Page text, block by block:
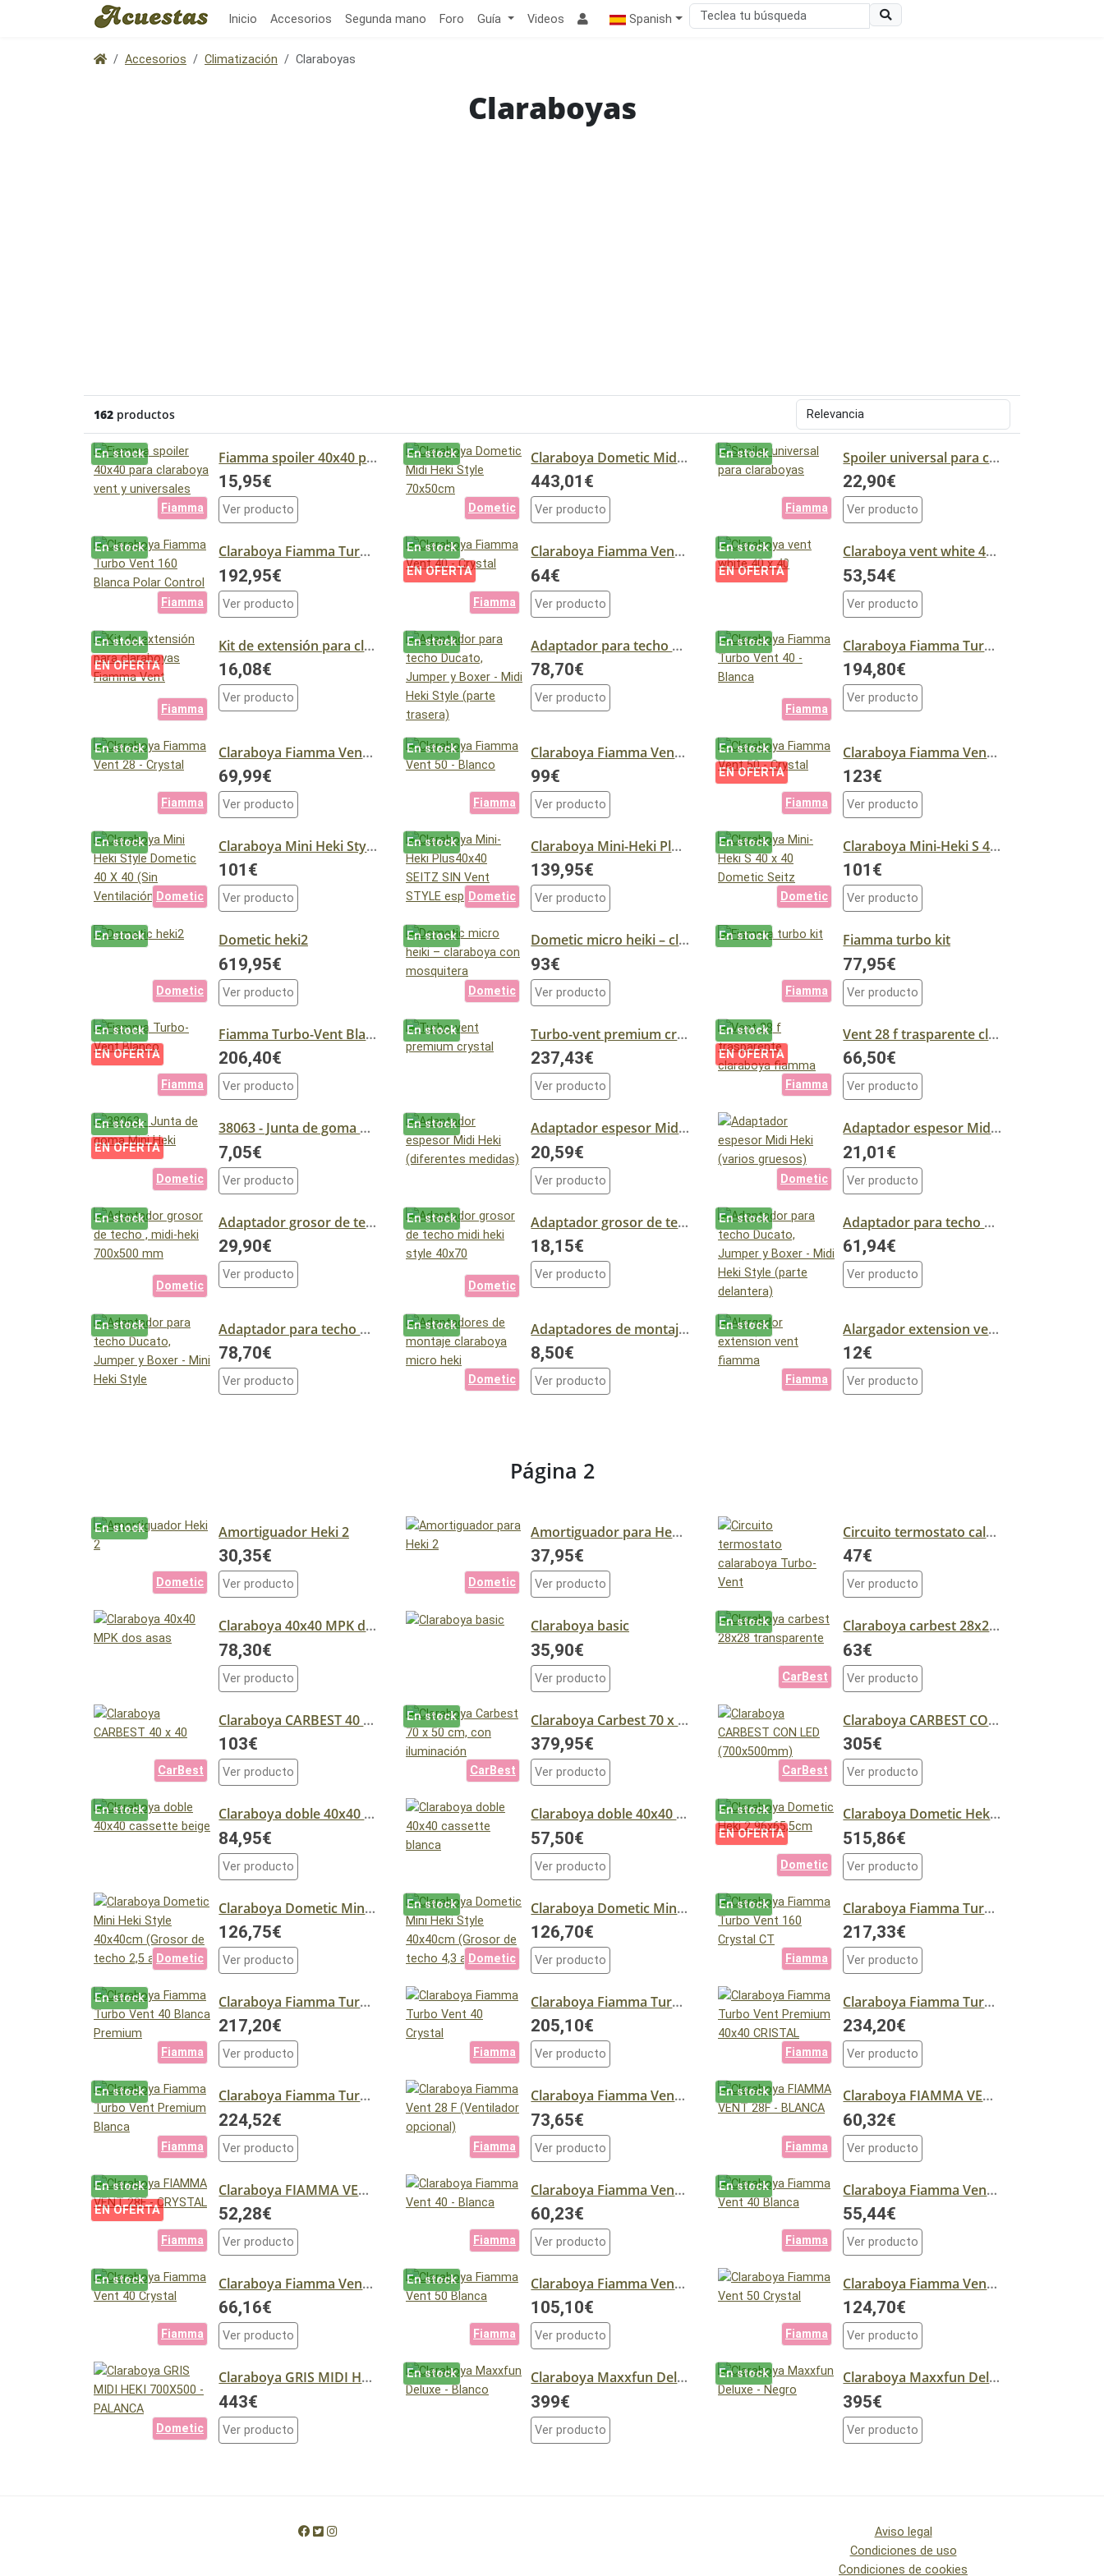
Inicio Accesorios Segunda mano Foro Guía Videos Spanish
Accesorios Climatización Claraboyas
Claraboyas
162 productos
En stock
Fiamma
Fiamma spoiler 40x40 para claraboya vent y universales
15,95€
Ver producto
En stock
Dometic
Claraboya Dometic Midi Heki Style 70x50cm
443,01€
Ver producto
En stock
Fiamma
Spoiler universal para claraboyas
22,90€
Ver producto
En stock
Fiamma
Claraboya Fiamma Turbo Vent 160 Blanca Polar Control
192,95€
Ver producto
En stock
EN OFERTA
Fiamma
Claraboya Fiamma Vent 40 - Crystal
64€
Ver producto
En stock
EN OFERTA
Claraboya vent white 40 x 40
53,54€
Ver producto
En stock
EN OFERTA
Fiamma
Kit de extensión para claraboyas Fiamma Vent
16,08€
Ver producto
En stock Adaptador para techo Ducato, Jumper y Boxer - Midi Heki Style (parte trasera)
78,70€
Ver producto
En stock
Fiamma
Claraboya Fiamma Turbo Vent 40 - Blanca
194,80€
Ver producto
En stock
Fiamma
Claraboya Fiamma Vent 28 - Crystal
69,99€
Ver producto
En stock
Fiamma
Claraboya Fiamma Vent 50 - Blanco
99€
Ver producto
En stock
EN OFERTA
Fiamma
Claraboya Fiamma Vent 50 - Crystal
123€
Ver producto
En stock
Dometic
Claraboya Mini Heki Style Dometic 40 X 40 (Sin Ventilación)
101€
Ver producto
En stock
Dometic
Claraboya Mini-Heki Plus40x40 SEITZ SIN Vent STYLE esp 60mm
139,95€
Ver producto
En stock
Dometic
Claraboya Mini-Heki S 40 x 40 Dometic Seitz
101€
Ver producto
En stock
Dometic
Dometic heki2
619,95€
Ver producto
En stock
Dometic
Dometic micro heiki – claraboya con mosquitera
93€
Ver producto
En stock
Fiamma
Fiamma turbo kit
77,95€
Ver producto
En stock
EN OFERTA
Fiamma
Fiamma Turbo-Vent Blanco
206,40€
Ver producto
En stock Turbo-vent premium crystal
237,43€
Ver producto
En stock
EN OFERTA
Fiamma
Vent 28 f trasparente claraboya fiamma
66,50€
Ver producto
En stock
EN OFERTA
Dometic
38063 - Junta de goma Mini Heki
7,05€
Ver producto
En stock Adaptador espesor Midi Heki (diferentes medidas)
20,59€
Ver producto Dometic
Adaptador espesor Midi Heki (varios gruesos)
21,01€
Ver producto
En stock
Dometic
Adaptador grosor de techo , midi-heki 700x500 mm
29,90€
Ver producto
En stock
Dometic
Adaptador grosor de techo midi heki style 40x70
18,15€
Ver producto
En stock Adaptador para techo Ducato, Jumper y Boxer - Midi Heki Style (parte delantera)
61,94€
Ver producto
En stock Adaptador para techo Ducato, Jumper y Boxer - Mini Heki Style
78,70€
Ver producto
En stock
Dometic
Adaptadores de montaje claraboya micro heki
8,50€
Ver producto
En stock
Fiamma
Alargador extension vent fiamma
12€
Ver producto
Página 2
En stock
Dometic
Amortiguador Heki 2
30,35€
Ver producto Dometic
Amortiguador para Heki 2
37,95€
Ver producto
Circuito termostato calaraboya Turbo-Vent
47€
Ver producto
Claraboya 40x40 MPK dos asas
78,30€
Ver producto
Claraboya basic
35,90€
Ver producto
En stock
CarBest
Claraboya carbest 28x28 transparente
63€
Ver producto
CarBest
Claraboya CARBEST 40 x 40
103€
Ver producto
En stock
CarBest
Claraboya Carbest 70 x 50 cm, con iluminación
379,95€
Ver producto CarBest
Claraboya CARBEST CON LED (700x500mm)
305€
Ver producto
En stock Claraboya doble 40x40 cassette beige
84,95€
Ver producto
Claraboya doble 40x40 cassette blanca
57,50€
Ver producto
En stock
EN OFERTA
Dometic
Claraboya Dometic Heki 2 96x65,5cm
515,86€
Ver producto
Dometic
Claraboya Dometic Mini Heki Style 40x40cm (Grosor de techo 2,5 a 4,2cm)
126,75€
Ver producto
En stock
Dometic
Claraboya Dometic Mini Heki Style 40x40cm (Grosor de techo 4,3 a 6 cm)
126,70€
Ver producto
En stock
Fiamma
Claraboya Fiamma Turbo Vent 160 Crystal CT
217,33€
Ver producto
En stock
Fiamma
Claraboya Fiamma Turbo Vent 40 Blanca Premium
217,20€
Ver producto Fiamma
Claraboya Fiamma Turbo Vent 40 Crystal
205,10€
Ver producto Fiamma
Claraboya Fiamma Turbo Vent Premium 40x40 CRISTAL
234,20€
Ver producto
En stock
Fiamma
Claraboya Fiamma Turbo Vent Premium Blanca
224,52€
Ver producto Fiamma
Claraboya Fiamma Vent 28 F (Ventilador opcional)
73,65€
Ver producto
En stock
Fiamma
Claraboya FIAMMA VENT 28F - BLANCA
60,32€
Ver producto
En stock
EN OFERTA
Fiamma
Claraboya FIAMMA VENT 28F - CRYSTAL
52,28€
Ver producto Fiamma
Claraboya Fiamma Vent 40 - Blanca
60,23€
Ver producto
En stock
Fiamma
Claraboya Fiamma Vent 40 Blanca
55,44€
Ver producto
En stock
Fiamma
Claraboya Fiamma Vent 40 Crystal
66,16€
Ver producto
En stock
Fiamma
Claraboya Fiamma Vent 50 Blanca
105,10€
Ver producto Fiamma
Claraboya Fiamma Vent 50 Crystal
124,70€
Ver producto
Dometic
Claraboya GRIS MIDI HEKI 700X500 - PALANCA
443€
Ver producto
En stock Claraboya Maxxfun Deluxe - Blanco
399€
Ver producto
En stock Claraboya Maxxfun Deluxe - Negro
395€
Ver producto
Aviso legal
Condiciones de uso
Condiciones de cookies